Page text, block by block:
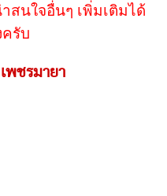
สนใจอื่นๆ เพิ่มเติมได้
รับ
เพชรมายา